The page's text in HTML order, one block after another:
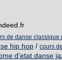
de danse classique
hip hop / cours
d'etat danse